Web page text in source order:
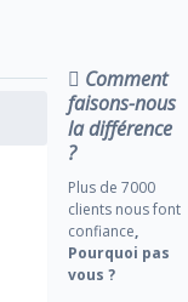
Comment
faisons-nous
la différence
?
Plus de 7000
clients nous font
confiance,
Pourquoi pas
vous ?